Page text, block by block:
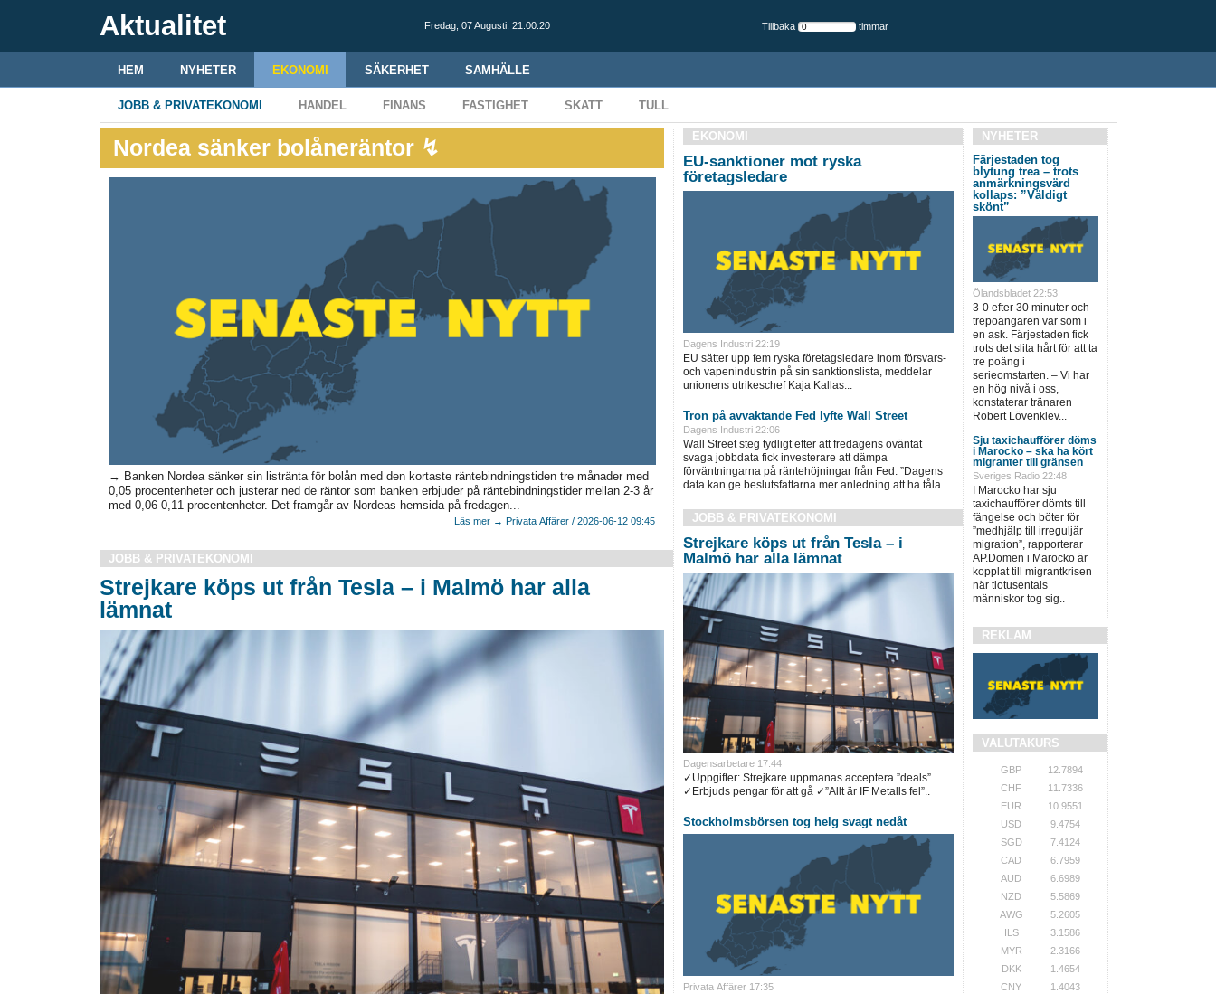
Aktualitet Fredag, 07 Augusti, 21:00:21 Tillbaka timmar
HEM NYHETER EKONOMI SÄKERHET SAMHÄLLE
JOBB & PRIVATEKONOMI HANDEL FINANS FASTIGHET SKATT TULL
Nordea sänker bolåneräntor ↯
→ Banken Nordea sänker sin listränta för bolån med den kortaste räntebindningstiden tre månader med
0,05 procentenheter och justerar ned de räntor som banken erbjuder på räntebindningstider mellan 2-3 år
med 0,06-0,11 procentenheter. Det framgår av Nordeas hemsida på fredagen...
Läs mer → Privata Affärer / 2026-06-12 09:45
JOBB & PRIVATEKONOMI
Strejkare köps ut från Tesla – i Malmö har alla
lämnat
EKONOMI
EU-sanktioner mot ryska
företagsledare
Dagens Industri 22:19
EU sätter upp fem ryska företagsledare inom försvars-
och vapenindustrin på sin sanktionslista, meddelar
unionens utrikeschef Kaja Kallas...
Tron på avvaktande Fed lyfte Wall Street
Dagens Industri 22:06
Wall Street steg tydligt efter att fredagens oväntat
svaga jobbdata fick investerare att dämpa
förväntningarna på räntehöjningar från Fed. ”Dagens
data kan ge beslutsfattarna mer anledning att ha tåla..
JOBB & PRIVATEKONOMI
Strejkare köps ut från Tesla – i
Malmö har alla lämnat
Dagensarbetare 17:44
✓Uppgifter: Strejkare uppmanas acceptera ”deals”
✓Erbjuds pengar för att gå ✓”Allt är IF Metalls fel”..
Stockholmsbörsen tog helg svagt nedåt
Privata Affärer 17:35
NYHETER
Färjestaden tog
blytung trea – trots
anmärkningsvärd
kollaps: ”Väldigt
skönt”
Ölandsbladet 22:53
3-0 efter 30 minuter och
trepoängaren var som i
en ask. Färjestaden fick
trots det slita hårt för att ta
tre poäng i
serieomstarten. – Vi har
en hög nivå i oss,
konstaterar tränaren
Robert Lövenklev...
Sju taxichaufförer döms
i Marocko – ska ha kört
migranter till gränsen
Sveriges Radio 22:48
I Marocko har sju
taxichaufförer dömts till
fängelse och böter för
”medhjälp till irreguljär
migration”, rapporterar
AP.Domen i Marocko är
kopplat till migrantkrisen
när tiotusentals
människor tog sig..
REKLAM
VALUTAKURS
GBP
12.7894
CHF
11.7336
EUR
10.9551
USD
9.4754
SGD
7.4124
CAD
6.7959
AUD
6.6989
NZD
5.5869
AWG
5.2605
ILS
3.1586
MYR
2.3166
DKK
1.4654
CNY
1.4043